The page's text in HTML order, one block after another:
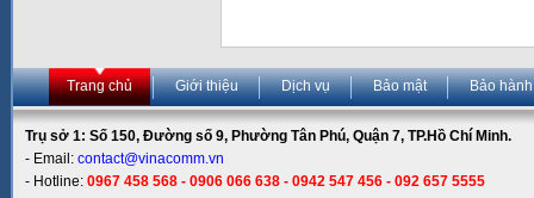
Trang chủ Giới thiệu Dịch vụ Bảo mật Bảo hành
Trụ sở 1: Số 150, Đường số 9, Phường Tân Phú, Quận 7, TP.Hồ Chí Minh.
- Email: contact@vinacomm.vn
- Hotline: 0967 458 568 - 0906 066 638 - 0942 547 456 - 092 657 5555